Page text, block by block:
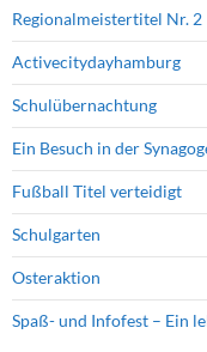
Regionalmeistertitel Nr. 2
Activecitydayhamburg
Schulübernachtung
Ein Besuch in der
Fußball Titel verteidigt
Schulgarten
Osteraktion
Spaß- und Infofest – Ein